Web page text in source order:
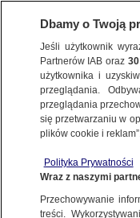
USA
Ma
ślady
ŚWIAT
Dbamy o Twoją
Jeśli użytkownik
Partnerów IAB oraz30
użytkownika i
przeglądania.
przeglądania
się przetwarzaniu w
plików cookie i
Polityka Prywatności
Wraz z naszymi
Przechowywanie
treści.